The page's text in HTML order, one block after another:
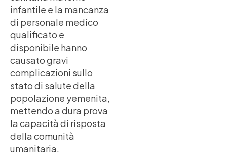
infantile e la mancanza
di personale medico
qualificato e
disponibile hanno
causato gravi
complicazioni sullo
stato di salute della
popolazione yemenita,
mettendo a dura prova
la capacità di risposta
della comunità
umanitaria.